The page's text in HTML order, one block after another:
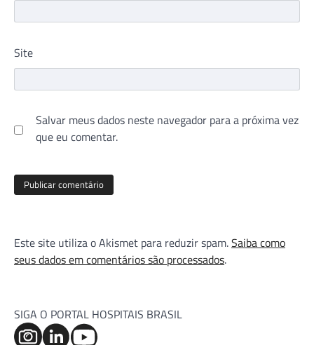
Site
Salvar meus dados neste navegador para a próxima vez
que eu comentar.
Este site utiliza o Akismet para reduzir spam.Saiba como
seus dados em comentários são processados.
SIGA O PORTAL HOSPITAIS BRASIL